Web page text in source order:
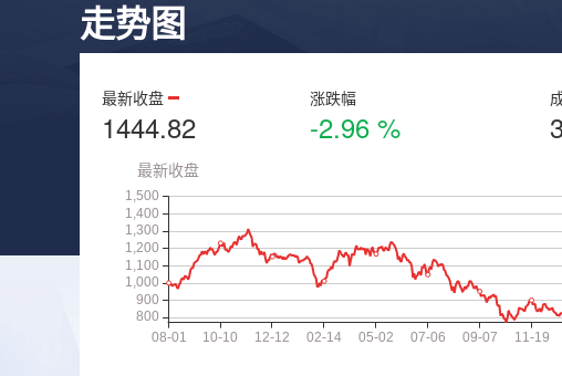
走势图
最新收盘
1444.82
涨跌幅
-2.96 %